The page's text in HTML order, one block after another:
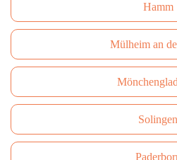
Hamm
Mülheim an
Solingen